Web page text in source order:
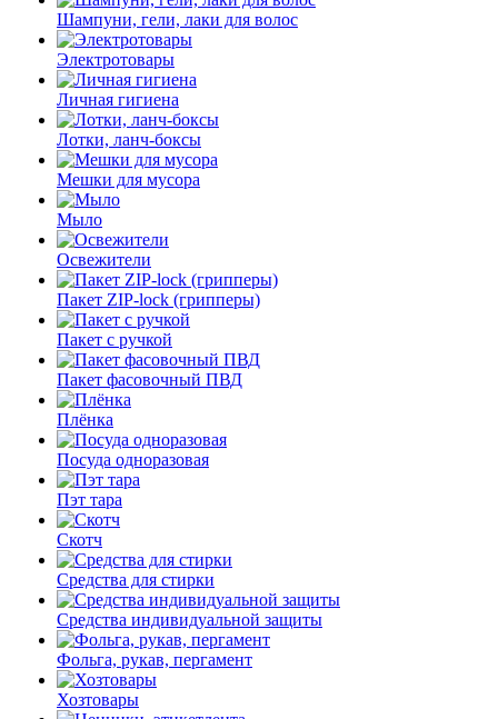
Шампуни, гели, лаки для волос
Электротовары
Личная гигиена
Лотки, ланч-боксы
Мешки для мусора
Мыло
Освежители
Пакет ZIP-lock (грипперы)
Пакет с ручкой
Пакет фасовочный ПВД
Плёнка
Посуда одноразовая
Пэт тара
Скотч
Средства для стирки
Средства индивидуальной защиты
Фольга, рукав, пергамент
Хозтовары